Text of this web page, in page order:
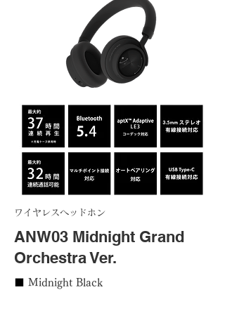
​ ​ワイヤレスヘッドホン
ANW03 Midnight Grand
Orchestra Ver.
Midnight Black